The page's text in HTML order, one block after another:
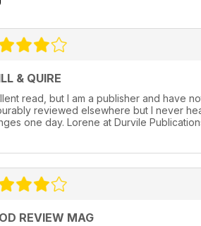
& QUIRE
read, but I am a publisher and have
reviewed elsewhere but I never
one day. Lorene at Durvile
REVIEW MAG